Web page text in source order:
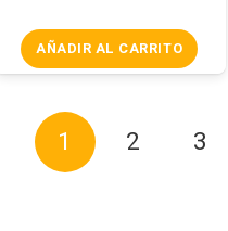
AÑADIR AL CARRITO
1 2 3